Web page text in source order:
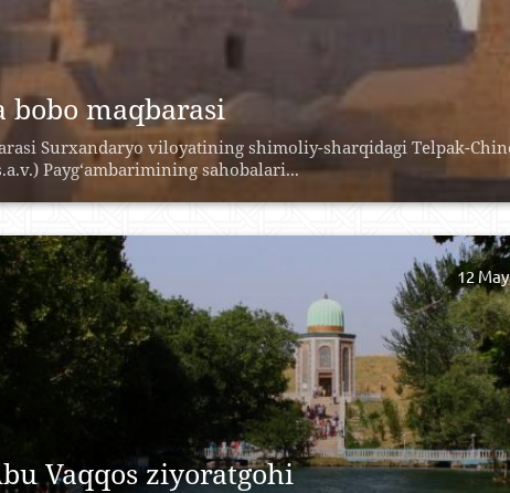
bobo maqbarasi
Surxandaryo viloyatining shimoliy-sharqidagi Telpak-
Payg‘ambarimining sahobalari...
Vaqqos ziyoratgohi
12